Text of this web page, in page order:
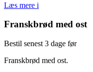
Læs mere i
Franskbrød med ost
Bestil senest 3 dage før
Franskbrød med ost.